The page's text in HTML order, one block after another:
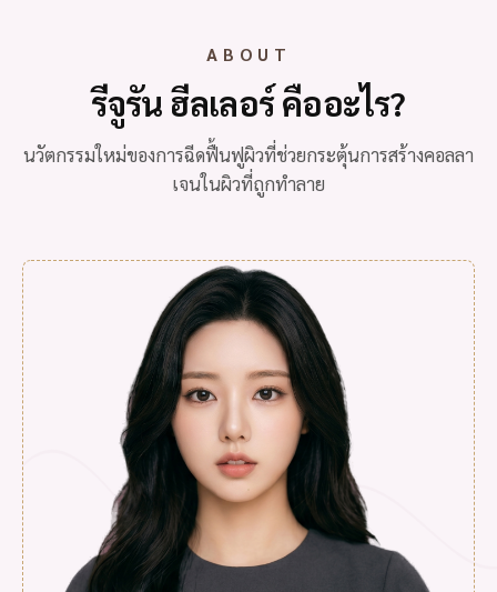
ABOUT
รีจูรัน ฮีลเลอร์ คืออะไร?
นวัตกรรมใหม่ของการฉีดฟื้นฟูผิวที่ช่วยกระตุ้นการสร้างคอลลา
เจนในผิวที่ถูกทำลาย